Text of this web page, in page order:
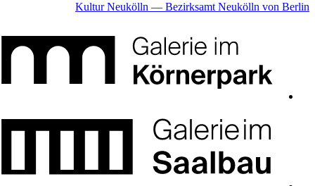
Kultur Neukölln — Bezirksamt Neukölln von Berlin